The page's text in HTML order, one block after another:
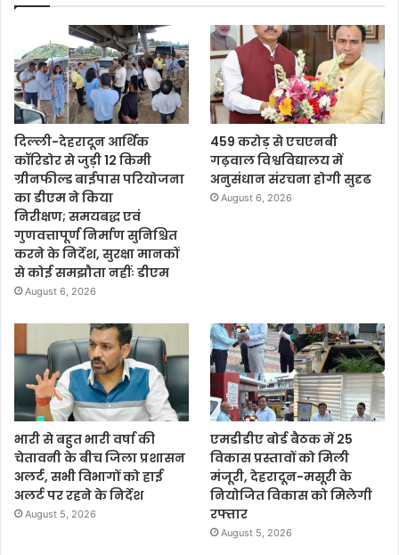
दिल्ली-देहरादून आर्थिक
कॉरिडोर से जुड़ी 12 किमी
ग्रीनफील्ड बाईपास परियोजना
का डीएम ने किया
निरीक्षण; समयबद्ध एवं
गुणवत्तापूर्ण निर्माण सुनिश्चित
करने के निर्देश, सुरक्षा मानकों
से कोई समझौता नहींः डीएम
August 6, 2026
459 करोड़ से एचएनबी
गढ़वाल विश्वविद्यालय में
अनुसंधान संरचना होगी सुदृढ
August 6, 2026
भारी से बहुत भारी वर्षा की
चेतावनी के बीच जिला प्रशासन
अलर्ट, सभी विभागों को हाई
अलर्ट पर रहने के निर्देश
August 5, 2026
एमडीडीए बोर्ड बैठक में 25
विकास प्रस्तावों को मिली
मंजूरी, देहरादून-मसूरी के
नियोजित विकास को मिलेगी
रफ्तार
August 5, 2026